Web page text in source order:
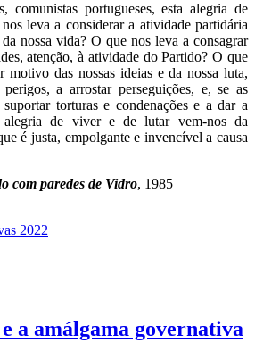
comunistas portugueses, esta alegria de
leva a considerar a atividade partidária
nossa vida? O que nos leva a consagrar
atenção, à atividade do Partido? O que
motivo das nossas ideias e da nossa luta,
a arrostar perseguições, e, se as
torturas e condenações e a dar a
alegria de viver e de lutar vem-nos da
é justa, empolgante e invencível a causa
com paredes de Vidro, 1985
2022
a amálgama governativa